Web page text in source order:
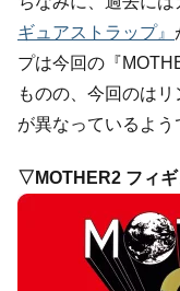
ギュアストラップ』
プは今回の『
ものの、今回のは
が異なっているよう
▽MOTHER2 フィ